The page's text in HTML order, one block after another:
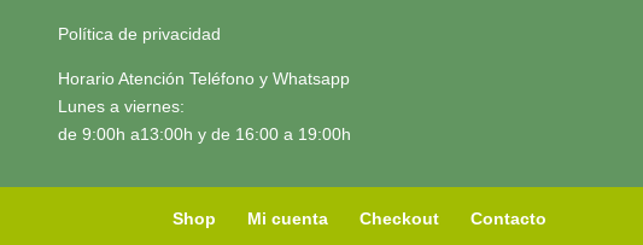
Política de privacidad
Horario Atención Teléfono y Whatsapp
Lunes a viernes:
de 9:00h a13:00h y de 16:00 a 19:00h
Shop Mi cuenta Checkout Contacto